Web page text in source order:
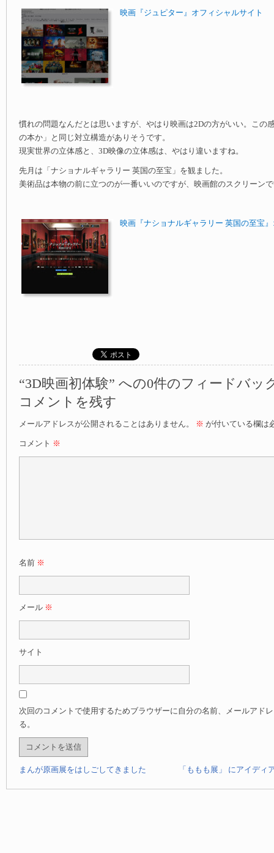
映画『ジュピター』オフィシャルサイト
慣れの問題なんだとは思いますが、やはり映画は2Dの方がいい。この
の本か」と同じ対立構造がありそうです。
現実世界の立体感と、3D映像の立体感は、やはり違いますね。
先月は「ナショナルギャラリー 英国の至宝」を観ました。
美術品は本物の前に立つのが一番いいのですが、映画館のスクリーン
映画『ナショナルギャラリー 英国の至宝
“3D映画初体験” への0件のフィードバッ
コメントを残す
メールアドレスが公開されることはありません。 ※ が付いている欄は
コメント ※
名前 ※
メール ※
サイト
次回のコメントで使用するためブラウザーに自分の名前、メールアド
る。
まんが原画展をはしごしてきました 「ももも展」 にアイディ